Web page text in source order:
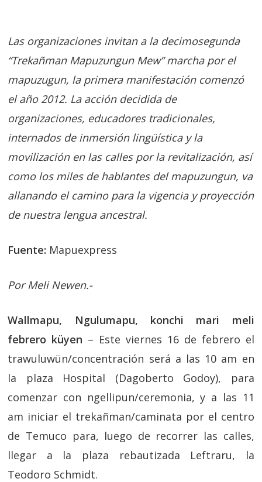
Las organizaciones invitan a la decimosegunda
“Trekañman Mapuzungun Mew” marcha por el
mapuzugun, la primera manifestación comenzó
el año 2012. La acción decidida de
organizaciones, educadores tradicionales,
internados de inmersión lingüística y la
movilización en las calles por la revitalización, así
como los miles de hablantes del mapuzungun, va
allanando el camino para la vigencia y proyección
de nuestra lengua ancestral.
Fuente: Mapuexpress
Por Meli Newen.-
Wallmapu, Ngulumapu, konchi mari meli
febrero küyen – Este viernes 16 de febrero el
trawuluwün/concentración será a las 10 am en
la plaza Hospital (Dagoberto Godoy), para
comenzar con ngellipun/ceremonia, y a las 11
am iniciar el trekañman/caminata por el centro
de Temuco para, luego de recorrer las calles,
llegar a la plaza rebautizada Leftraru, la
Teodoro Schmidt.